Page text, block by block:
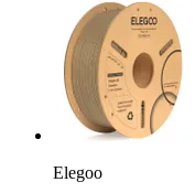
Elegoo